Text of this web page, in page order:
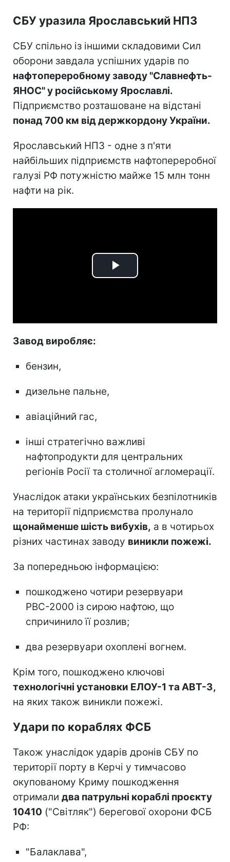
СБУ уразила Ярославський НПЗ
СБУ спільно із іншими складовими Сил
оборони завдала успішних ударів по
нафтопереробному заводу "Славнефть-
ЯНОС" у російському Ярославлі.
Підприємство розташоване на відстані
понад 700 км від держкордону України.
Ярославський НПЗ - одне з п'яти
найбільших підприємств нафтопереробної
галузі РФ потужністю майже 15 млн тонн
нафти на рік.
Play
Завод виробляє:
бензин,
дизельне пальне,
авіаційний гас,
інші стратегічно важливі
нафтопродукти для центральних
регіонів Росії та столичної агломерації.
Унаслідок атаки українських безпілотників
на території підприємства пролунало
щонайменше шість вибухів, а в чотирьох
різних частинах заводу виникли пожежі.
За попередньою інформацією:
пошкоджено чотири резервуари
РВС-2000 із сирою нафтою, що
спричинило її розлив;
два резервуари охоплені вогнем.
Крім того, пошкоджено ключові
технологічні установки ЕЛОУ-1 та АВТ-3,
на яких також виникли пожежі.
Удари по кораблях ФСБ
Також унаслідок ударів дронів СБУ по
території порту в Керчі у тимчасово
окупованому Криму пошкодження
отримали два патрульні кораблі проєкту
10410 ("Світляк") берегової охорони ФСБ
РФ:
"Балаклава",